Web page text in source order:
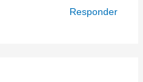
Responder